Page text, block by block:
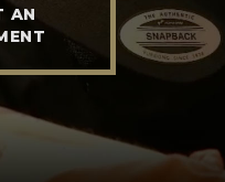
AN